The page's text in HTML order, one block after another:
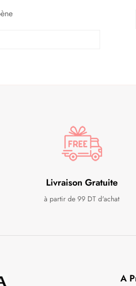
Livraison Gratuite
à partir de 99 DT d'achat
A